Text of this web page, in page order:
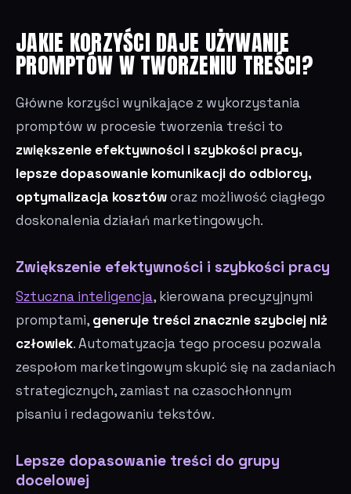
JAKIE KORZYŚCI DAJE UŻYWANIE
PROMPTÓW W TWORZENIU TREŚCI?
Główne korzyści wynikające z wykorzystania
promptów w procesie tworzenia treści to
zwiększenie efektywności i szybkości pracy,
lepsze dopasowanie komunikacji do odbiorcy,
optymalizacja kosztóworaz możliwość ciągłego
doskonalenia działań marketingowych.
Zwiększenie efektywności i szybkości pracy
Sztuczna inteligencja, kierowana precyzyjnymi
promptami, generuje treści znacznie szybciej niż
człowiek. Automatyzacja tego procesu pozwala
zespołom marketingowym skupić się na zadaniach
strategicznych, zamiast na czasochłonnym
pisaniu i redagowaniu tekstów.
Lepsze dopasowanie treści do grupy
docelowej